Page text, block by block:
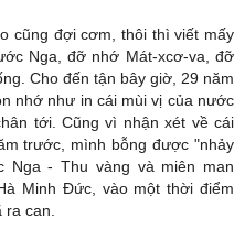
cũng đợi cơm, thôi thì viết mấy
Nga, đỡ nhớ Mát-xcơ-va, đỡ
Cho đến tận bây giờ, 29 năm
nhớ như in cái mùi vị của nước
tới. Cũng vì nhận xét về cái
trước, mình bỗng được "nhảy
Nga - Thu vàng và miên man
Minh Đức, vào một thời điểm
can.